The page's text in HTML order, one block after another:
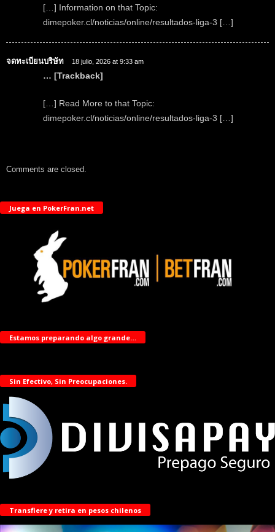
[…] Information on that Topic:
dimepoker.cl/noticias/online/resultados-liga-3 […]
จดทะเบียนบริษัท 18 julio, 2026 at 9:33 am
… [Trackback]
[…] Read More to that Topic:
dimepoker.cl/noticias/online/resultados-liga-3 […]
Comments are closed.
Juega en PokerFran.net
Estamos preparando algo grande…
Sin Efectivo, Sin Preocupaciones.
Transfiere y retira en pesos chilenos